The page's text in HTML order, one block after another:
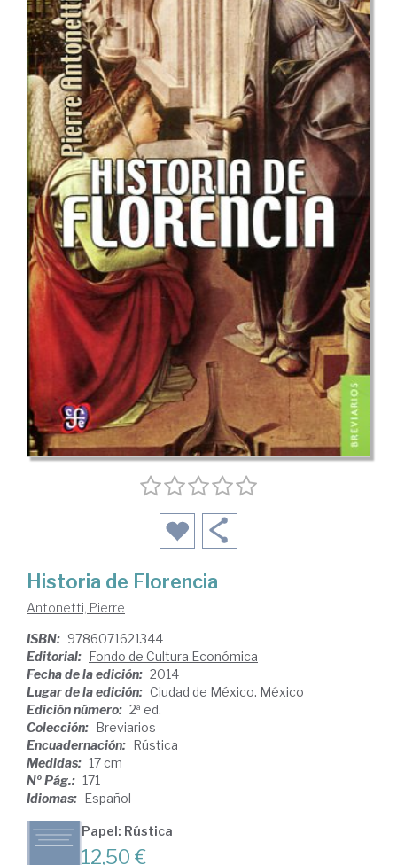
Historia de Florencia
Antonetti, Pierre
ISBN: 9786071621344
Editorial: Fondo de Cultura Económica
Fecha de la edición: 2014
Lugar de la edición: Ciudad de México. México
Edición número: 2ª ed.
Colección: Breviarios
Encuadernación: Rústica
Medidas: 17 cm
Nº Pág.: 171
Idiomas: Español
Papel: Rústica
12,50 €